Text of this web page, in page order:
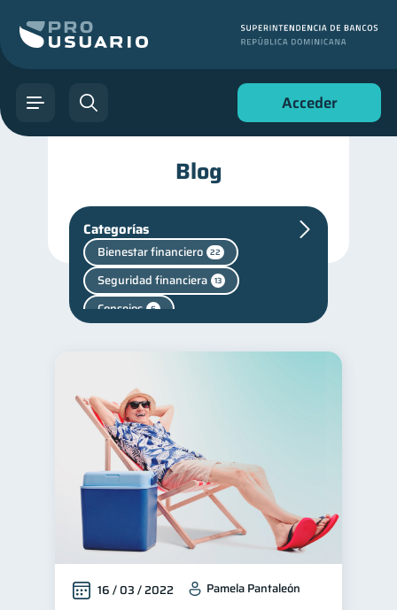
Acceder
Blog
Categorías
Bienestar financiero 22
Seguridad financiera 13
Consejos 6
Vacaciones
Cuenta Inactiva
Finanzas personales
Manejo de deudas 31
Educación financiera 31
Finanzas para jóvenes 30
Control de deudas 30
Finanzas familiares 25
16 / 03 / 2022 Pamela Pantaleón